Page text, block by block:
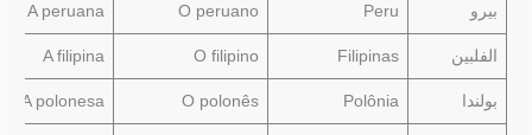
بيرو Peru
O peruano
A peruana
الفلبين Filipinas
O filipino
A filipina
بولندا Polônia
O polonês
A polonesa